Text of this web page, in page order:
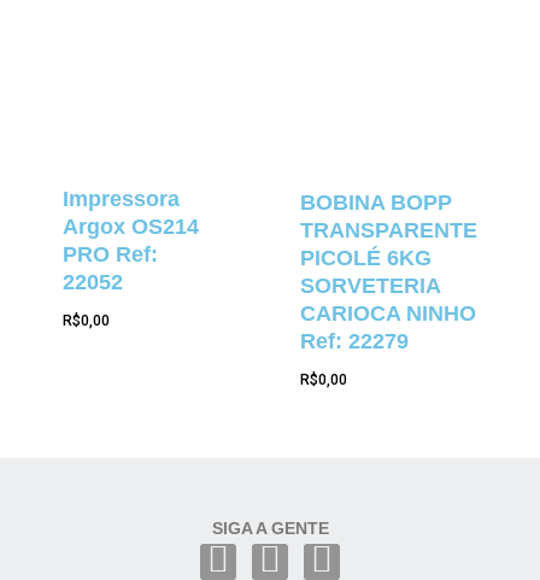
Impressora
Argox OS214
PRO Ref:
22052
R$0,00
BOBINA BOPP
TRANSPARENTE
PICOLÉ 6KG
SORVETERIA
CARIOCA NINHO
Ref: 22279
R$0,00
SIGA A GENTE